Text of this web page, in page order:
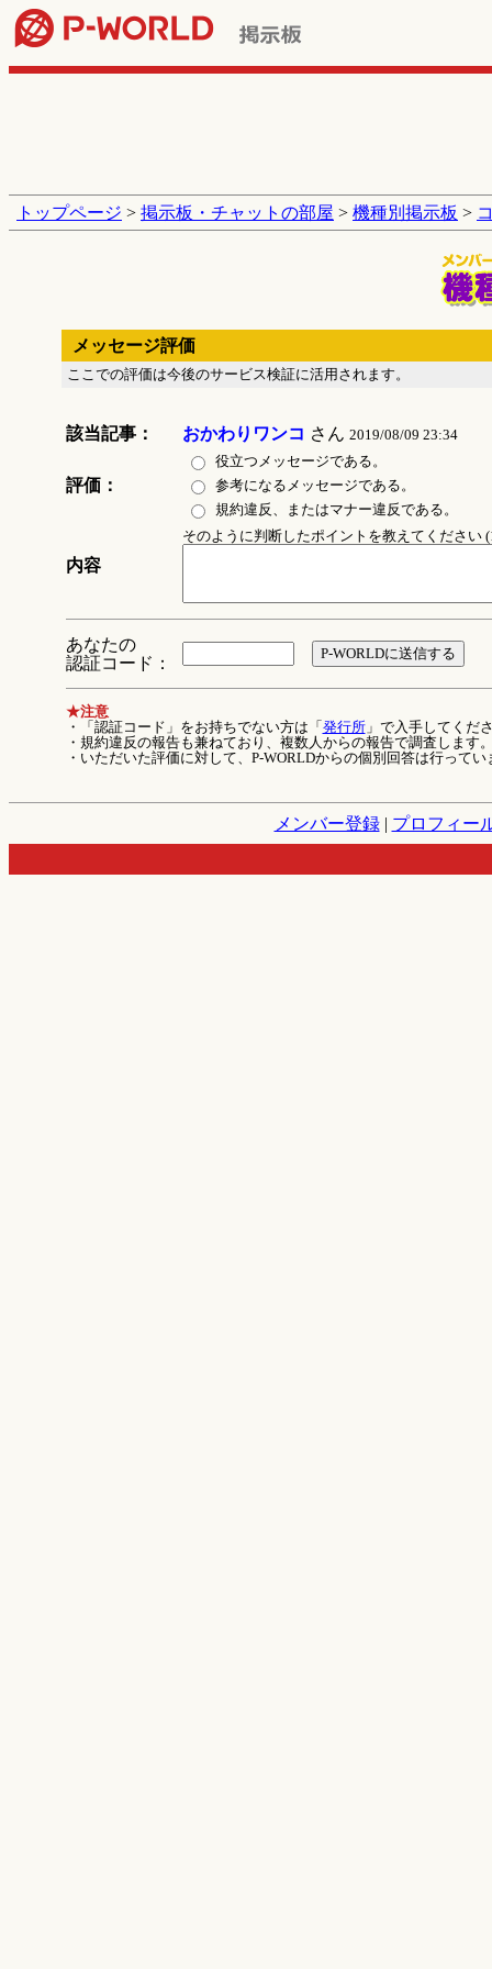
トップページ > 掲示板・チャットの部屋 > 機種別掲示板 >
メッセージ評価
ここでの評価は今後のサービス検証に活用されます。
該当記事： おかわりワンコ さん 2019/08/09 23:34
評価：
役立つメッセージである。
参考になるメッセージである。
規約違反、またはマナー違反である。
内容
そのように判断したポイントを教えてください
あなたの
認証コード：
★注意
・「認証コード」をお持ちでない方は「 発行所」で入手してくだ
・規約違反の報告も兼ねており、複数人からの報告で調査します
・いただいた評価に対して、P-WORLDからの個別回答は行ってい
メンバー登録| プロフィー